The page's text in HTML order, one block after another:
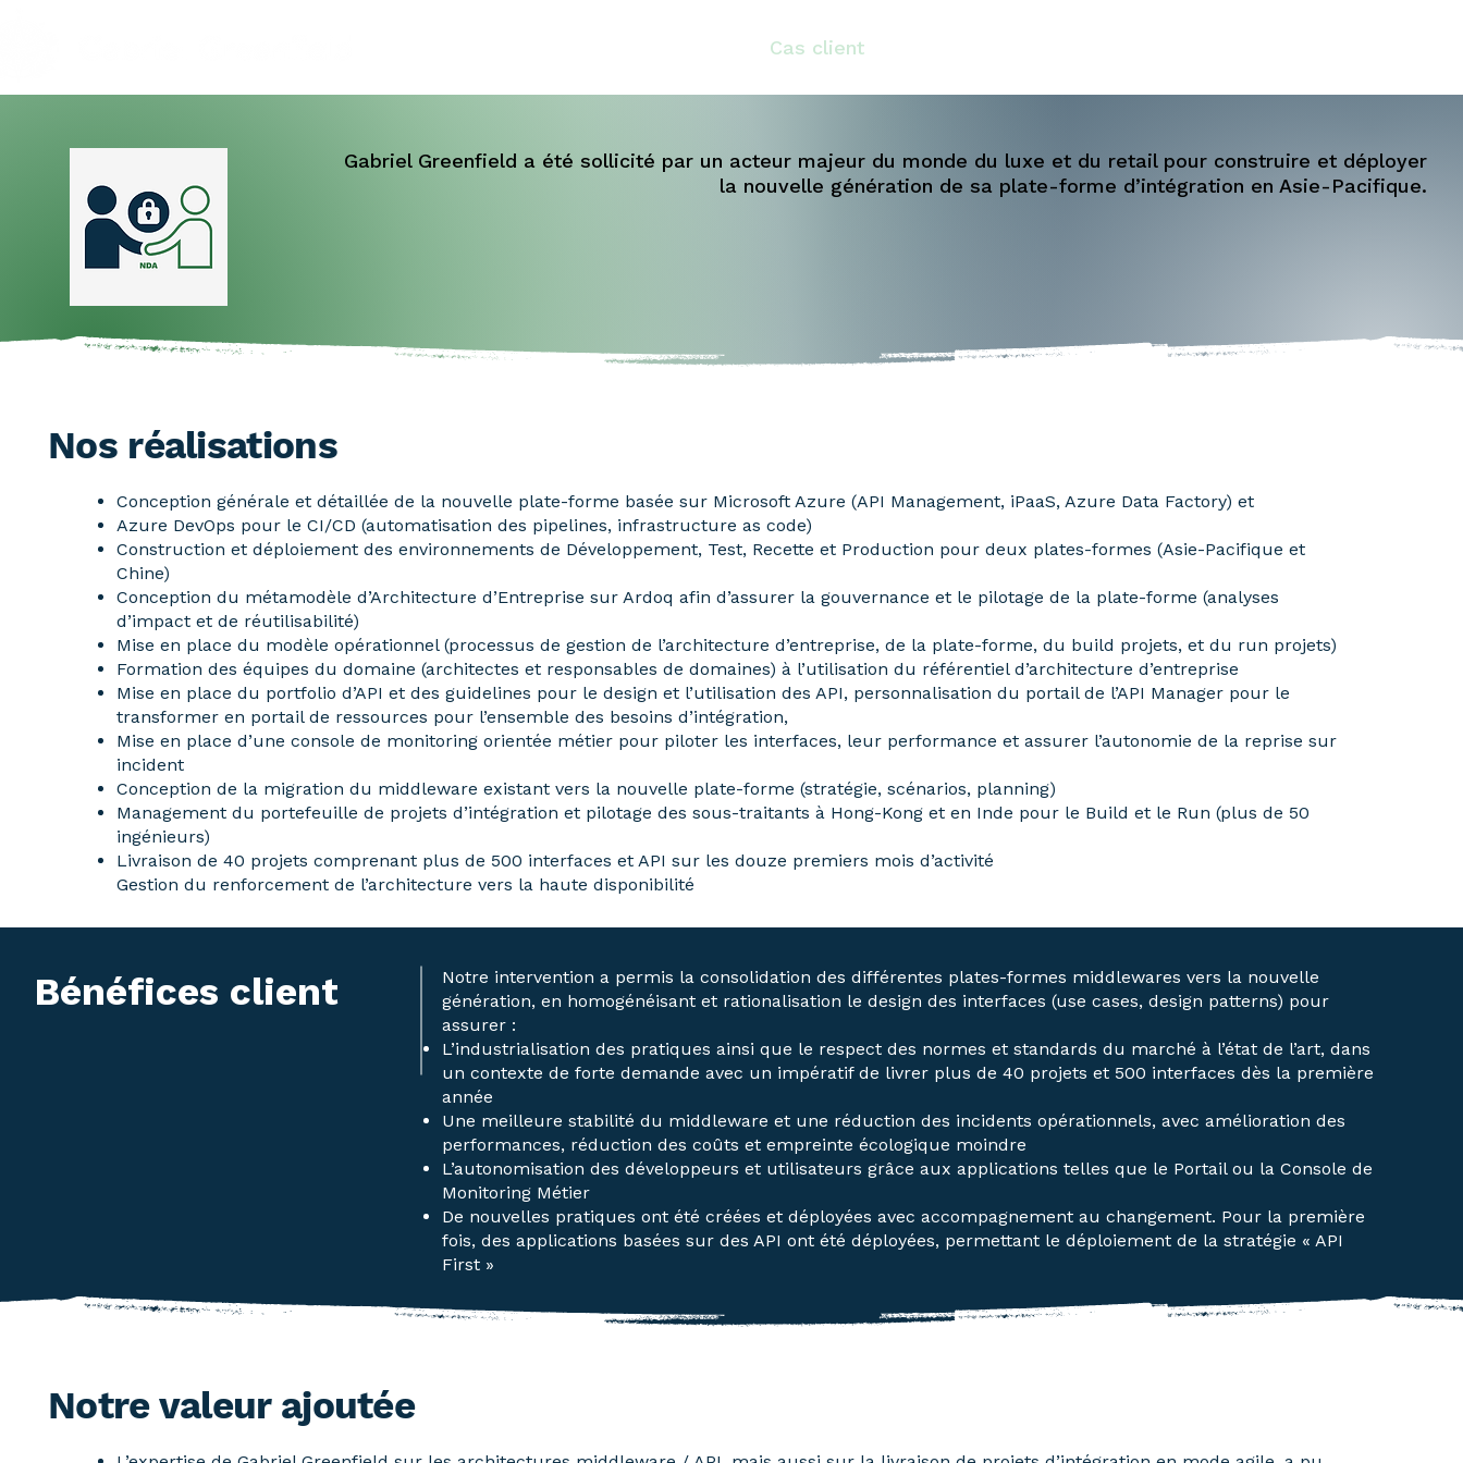
Cas client
Gabriel Greenfield a été sollicité par un acteur majeur du monde du luxe et du retail pour construire et déployer
la nouvelle génération de sa plate-forme d’intégration en Asie-Pacifique.
Nos réalisations
Conception générale et détaillée de la nouvelle plate-forme basée sur Microsoft Azure (API Management, iPaaS, Azure Data Factory) et
Azure DevOps pour le CI/CD (automatisation des pipelines, infrastructure as code)
Construction et déploiement des environnements de Développement, Test, Recette et Production pour deux plates-formes (Asie-Pacifique et
Chine)
Conception du métamodèle d’Architecture d’Entreprise sur Ardoq afin d’assurer la gouvernance et le pilotage de la plate-forme (analyses
d’impact et de réutilisabilité)
Mise en place du modèle opérationnel (processus de gestion de l’architecture d’entreprise, de la plate-forme, du build projets, et du run projets)
Formation des équipes du domaine (architectes et responsables de domaines) à l’utilisation du référentiel d’architecture d’entreprise
Mise en place du portfolio d’API et des guidelines pour le design et l’utilisation des API, personnalisation du portail de l’API Manager pour le
transformer en portail de ressources pour l’ensemble des besoins d’intégration,
Mise en place d’une console de monitoring orientée métier pour piloter les interfaces, leur performance et assurer l’autonomie de la reprise sur
incident
Conception de la migration du middleware existant vers la nouvelle plate-forme (stratégie, scénarios, planning)
Management du portefeuille de projets d’intégration et pilotage des sous-traitants à Hong-Kong et en Inde pour le Build et le Run (plus de 50
ingénieurs)
Livraison de 40 projets comprenant plus de 500 interfaces et API sur les douze premiers mois d’activité
Gestion du renforcement de l’architecture vers la haute disponibilité
Notre intervention a permis la consolidation des différentes plates-formes middlewares vers la nouvelle
génération, en homogénéisant et rationalisation le design des interfaces (use cases, design patterns) pour
assurer :
L’industrialisation des pratiques ainsi que le respect des normes et standards du marché à l’état de l’art, dans
un contexte de forte demande avec un impératif de livrer plus de 40 projets et 500 interfaces dès la première
année
Une meilleure stabilité du middleware et une réduction des incidents opérationnels, avec amélioration des
performances, réduction des coûts et empreinte écologique moindre
L’autonomisation des développeurs et utilisateurs grâce aux applications telles que le Portail ou la Console de
Monitoring Métier
De nouvelles pratiques ont été créées et déployées avec accompagnement au changement. Pour la première
fois, des applications basées sur des API ont été déployées, permettant le déploiement de la stratégie « API
First »
Bénéfices client
Notre valeur ajoutée